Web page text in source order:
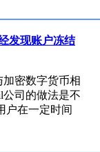
发现账户冻结
密数字货币相
公司的做法是不
户在一定时间